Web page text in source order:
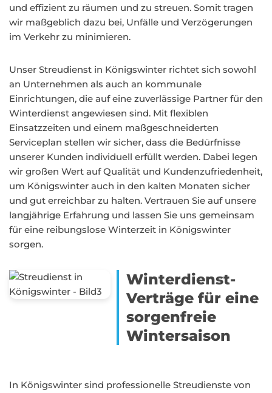
und effizient zu räumen und zu streuen. Somit tragen
wir maßgeblich dazu bei, Unfälle und Verzögerungen
im Verkehr zu minimieren.
Unser Streudienst in Königswinter richtet sich sowohl
an Unternehmen als auch an kommunale
Einrichtungen, die auf eine zuverlässige Partner für den
Winterdienst angewiesen sind. Mit flexiblen
Einsatzzeiten und einem maßgeschneiderten
Serviceplan stellen wir sicher, dass die Bedürfnisse
unserer Kunden individuell erfüllt werden. Dabei legen
wir großen Wert auf Qualität und Kundenzufriedenheit,
um Königswinter auch in den kalten Monaten sicher
und gut erreichbar zu halten. Vertrauen Sie auf unsere
langjährige Erfahrung und lassen Sie uns gemeinsam
für eine reibungslose Winterzeit in Königswinter
sorgen.
Winterdienst-
Verträge für eine
sorgenfreie
Wintersaison
In Königswinter sind professionelle Streudienste von